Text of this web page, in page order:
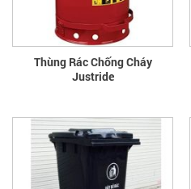
Thùng Rác Chống Cháy
Justride